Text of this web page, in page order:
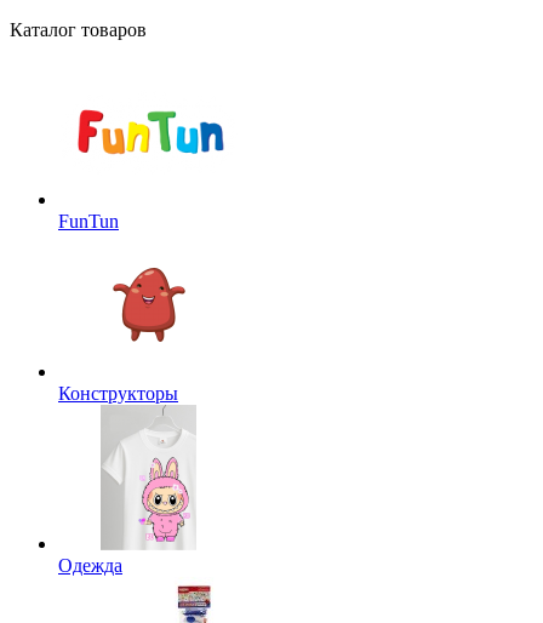
Каталог товаров
FunTun
Конструкторы
Одежда